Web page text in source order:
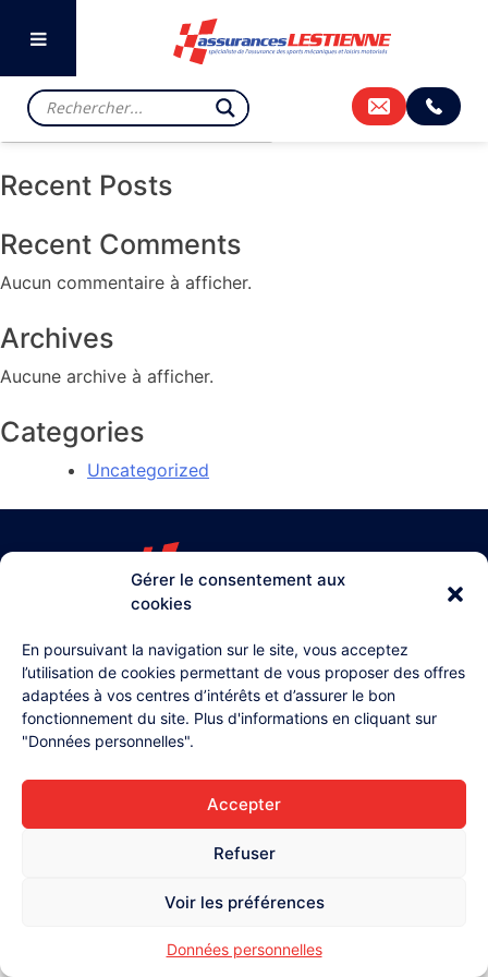
Gérer le consentement aux
cookies
En poursuivant la navigation sur le site, vous acceptez
l’utilisation de cookies permettant de vous proposer des offres
adaptées à vos centres d’intérêts et d’assurer le bon
fonctionnement du site. Plus d'informations en cliquant sur
"Données personnelles".
Accepter
Refuser
Voir les préférences
Données personnelles
Previous: FERTÉ-GAUCHER Next: FOLEMBRAY
Rechercher
Rechercher
Recent Posts
Recent Comments
Aucun commentaire à afficher.
Archives
Aucune archive à afficher.
Categories
Uncategorized
4, rue Henri Lollier
51370 Champigny
Accueil
Contact
Mentions légales
Données personnelles